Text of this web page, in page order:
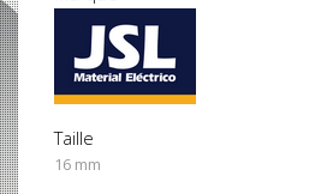
Taille
16 mm